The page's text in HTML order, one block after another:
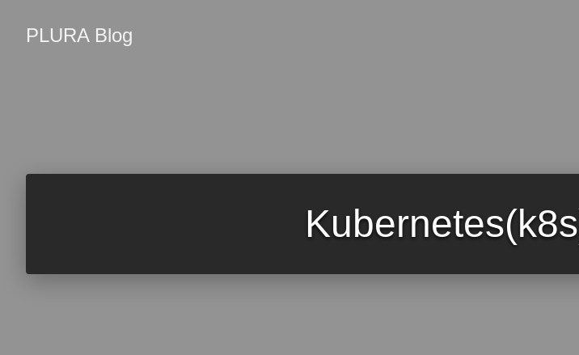
PLURA Blog